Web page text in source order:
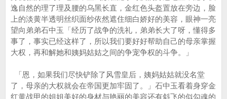
逸自然的理了理及腰的乌黑长直，金红色头盔置放在旁边，脸
上的淡黄半透明丝织面纱依然遮住细白娇好的美容，眼神一亮
望向弟弟石中玉「经历了战争的洗礼，弟弟长大了呀，懂得多
事了，事实已经这样了，所以我们要好好帮助自己的母亲掌握
大权，再和解她和姨妈姑姑之间的争宠争权的斗争。」
「恩，如果我们尽快铲除了风雪皇后，姨妈姑姑就没名堂
了，母亲的大权就会在帝国更加牢固了。」石中玉看着身穿金
红黄战甲的姐姐美好的身材与艳丽的美容还有斜飞的似勾魂的